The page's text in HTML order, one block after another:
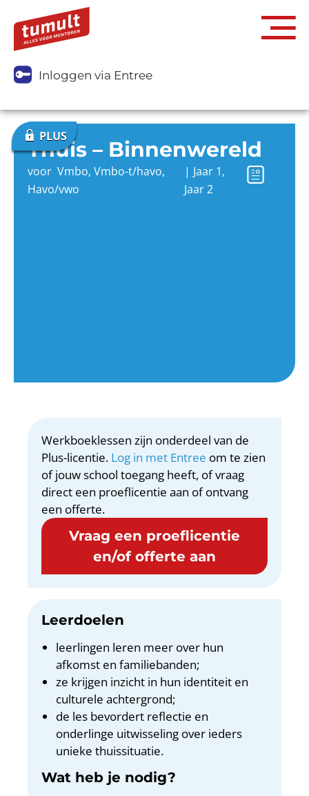
Inloggen via Entree
Thuis – Binnenwereld
voor Vmbo, Vmbo-t/havo,
Havo/vwo
| Jaar 1,
Jaar 2
Werkboeklessen zijn onderdeel van de
Plus-licentie. Log in met Entree om te zien
of jouw school toegang heeft, of vraag
direct een proeflicentie aan of ontvang
een offerte.
Vraag een proeflicentie
en/of offerte aan
Leerdoelen
leerlingen leren meer over hun
afkomst en familiebanden;
ze krijgen inzicht in hun identiteit en
culturele achtergrond;
de les bevordert reflectie en
onderlinge uitwisseling over ieders
unieke thuissituatie.
Wat heb je nodig?